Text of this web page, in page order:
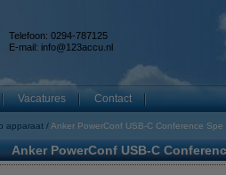
Telefoon: 0294-787125
E-mail: info@123accu.nl
Vacatures Contact
apparaat Anker PowerConf USB-C Conference Spe
Anker PowerConf USB-C